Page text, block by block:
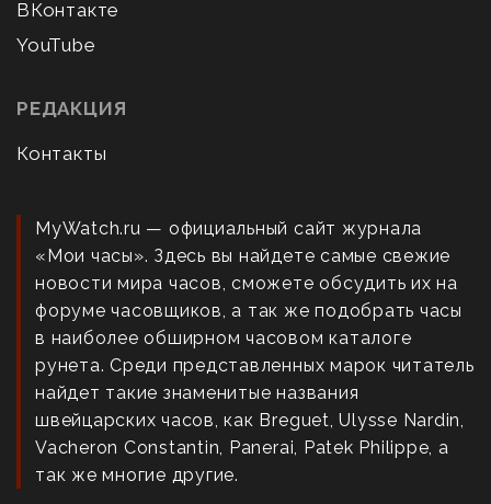
ВКонтакте
YouTube
РЕДАКЦИЯ
Контакты
MyWatch.ru — официальный сайт журнала
«Мои часы». Здесь вы найдете самые свежие
новости мира часов, сможете обсудить их на
форуме часовщиков, а так же подобрать часы
в наиболее обширном часовом каталоге
рунета. Среди представленных марок читатель
найдет такие знаменитые названия
швейцарских часов, как Breguet, Ulysse Nardin,
Vacheron Constantin, Panerai, Patek Philippe, а
так же многие другие.